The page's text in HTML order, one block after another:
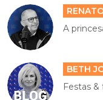
A
BETH
Festas &